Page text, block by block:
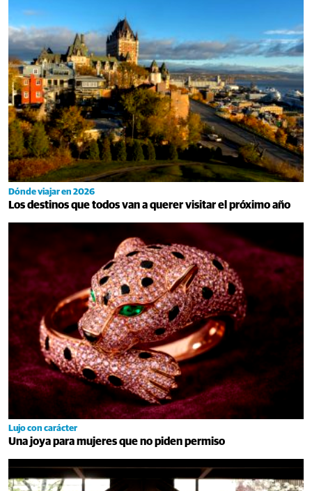
Dónde viajar en 2026
Los destinos que todos van a querer visitar el próximo año
Lujo con carácter
Una joya para mujeres que no piden permiso